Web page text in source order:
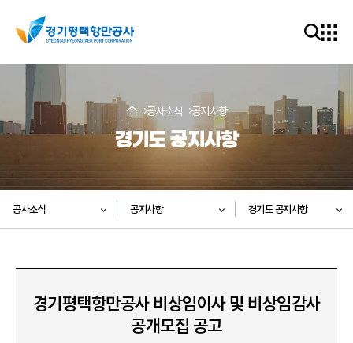
공사소식 공지사항
경기도 공지사항
공사소식 공지사항 경기도 공지사항
경기평택항만공사 비상임이사 및 비상임감사
공개모집 공고